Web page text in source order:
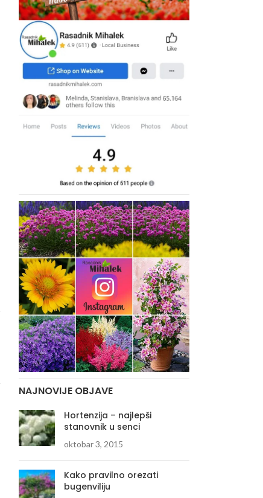
NAJNOVIJE OBJAVE
Hortenzija – najlepši
stanovnik u senci
oktobar 3, 2015
Kako pravilno orezati
bugenviliju